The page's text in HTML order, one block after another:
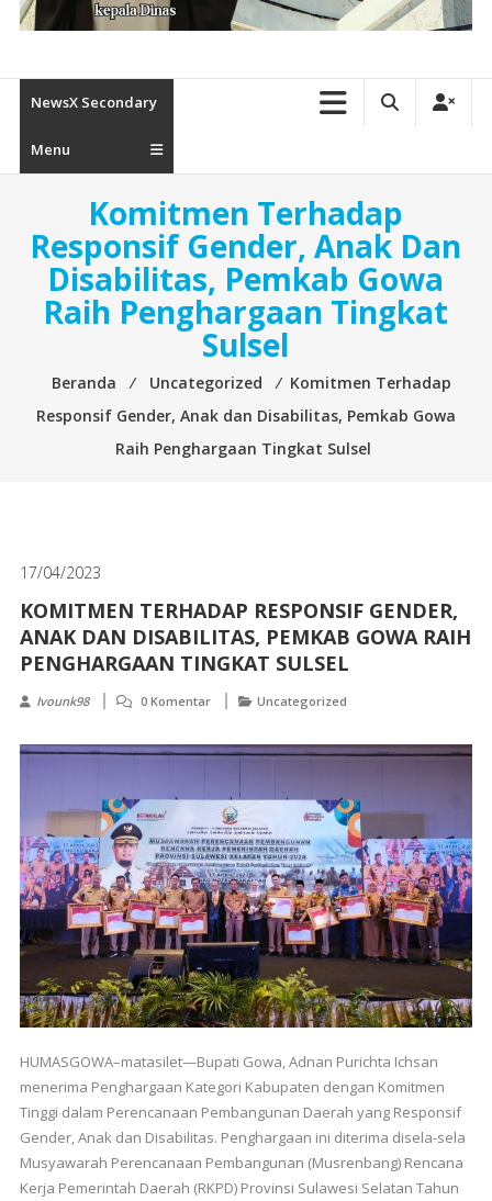
NewsX Secondary
Menu
Komitmen Terhadap
Responsif Gender, Anak Dan
Disabilitas, Pemkab Gowa
Raih Penghargaan Tingkat
Sulsel
Beranda ⁄ Uncategorized ⁄ Komitmen Terhadap
Responsif Gender, Anak dan Disabilitas, Pemkab Gowa
Raih Penghargaan Tingkat Sulsel
17/04/2023
KOMITMEN TERHADAP RESPONSIF GENDER,
ANAK DAN DISABILITAS, PEMKAB GOWA RAIH
PENGHARGAAN TINGKAT SULSEL
Ivounk98 0 Komentar Uncategorized
HUMASGOWA–matasilet—Bupati Gowa, Adnan Purichta Ichsan
menerima Penghargaan Kategori Kabupaten dengan Komitmen
Tinggi dalam Perencanaan Pembangunan Daerah yang Responsif
Gender, Anak dan Disabilitas. Penghargaan ini diterima disela-sela
Musyawarah Perencanaan Pembangunan (Musrenbang) Rencana
Kerja Pemerintah Daerah (RKPD) Provinsi Sulawesi Selatan Tahun